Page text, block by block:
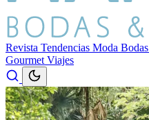
Revista Tendencias Moda Bodas
Gourmet Viajes